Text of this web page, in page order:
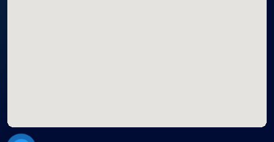
mapembeds.com